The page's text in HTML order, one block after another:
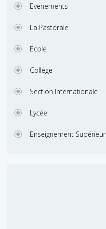
Evenements
La Pastorale
École
Collège
Section Internationale
Lycée
Enseignement Supérieur